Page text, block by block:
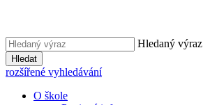
Hledaný výraz
Hledat
rozšířené vyhledávání
O škole